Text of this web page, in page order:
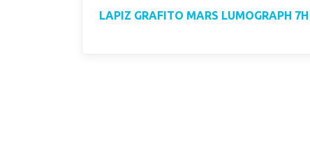
LAPIZ GRAFITO MARS LUMOGRAPH 7H